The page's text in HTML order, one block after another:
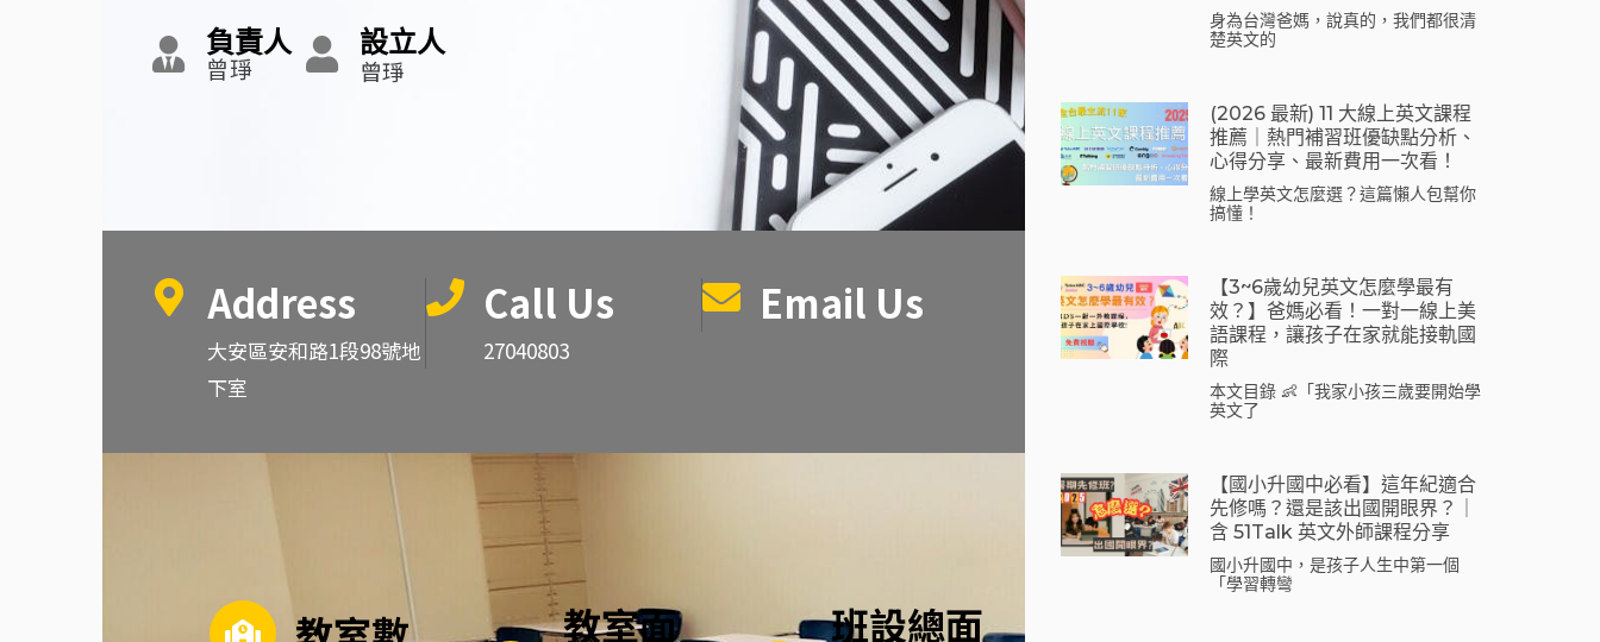
負責人
曾琤
設立人
曾琤
Address
大安區安和路1段98號地
下室
Call Us
27040803
Email Us
教室面
班設總面
身為台灣爸媽，說真的，我們都很清
楚英文的
(2026 最新) 11 大線上英文課程
推薦｜熱門補習班優缺點分析、
心得分享、最新費用一次看！
線上學英文怎麼選？這篇懶人包幫你
搞懂！
【3~6歲幼兒英文怎麼學最有
效？】爸媽必看！一對一線上美
語課程，讓孩子在家就能接軌國
際
本文目錄 👶「我家小孩三歲要開始學
英文了
【國小升國中必看】這年紀適合
先修嗎？還是該出國開眼界？｜
含 51Talk 英文外師課程分享
國小升國中，是孩子人生中第一個
「學習轉彎